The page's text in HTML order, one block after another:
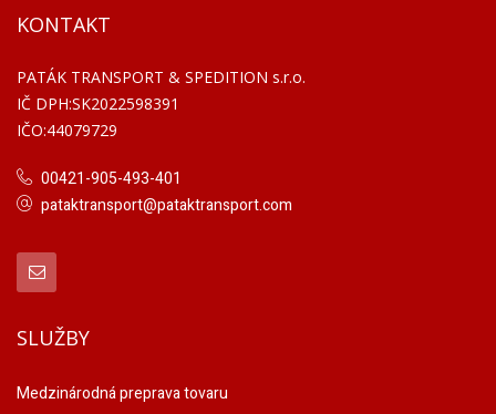
KONTAKT
PATÁK TRANSPORT & SPEDITION s.r.o.
IČ DPH:SK2022598391
IČO:44079729
00421-905-493-401
pataktransport@pataktransport.com
SLUŽBY
Medzinárodná preprava tovaru